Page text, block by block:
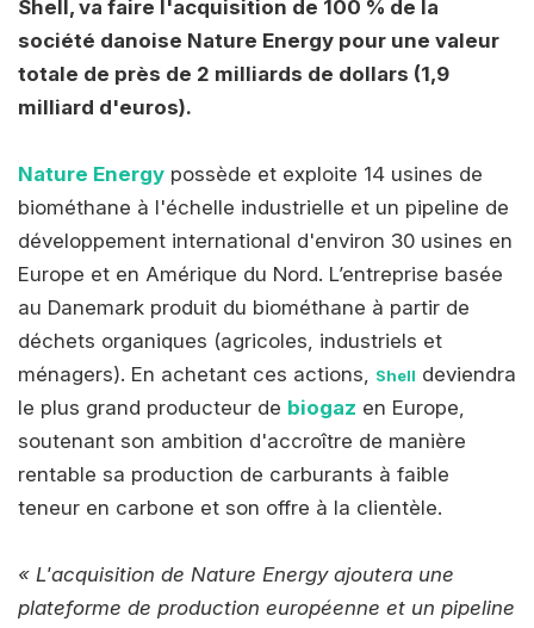
Shell, va faire l'acquisition de 100 % de la
société danoise Nature Energy pour une valeur
totale de près de 2 milliards de dollars (1,9
milliard d'euros).
Nature Energy possède et exploite 14 usines de
biométhane à l'échelle industrielle et un pipeline de
développement international d'environ 30 usines en
Europe et en Amérique du Nord. L’entreprise basée
au Danemark produit du biométhane à partir de
déchets organiques (agricoles, industriels et
ménagers). En achetant ces actions, Shell deviendra
le plus grand producteur de biogaz en Europe,
soutenant son ambition d'accroître de manière
rentable sa production de carburants à faible
teneur en carbone et son offre à la clientèle.
« L'acquisition de Nature Energy ajoutera une
plateforme de production européenne et un pipeline